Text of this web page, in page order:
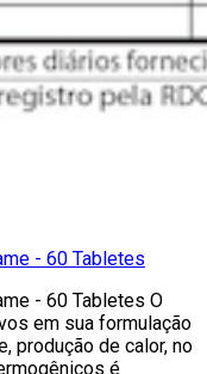
- 60 Tabletes
- 60 Tabletes O
em sua formulação
produção de calor, no
é